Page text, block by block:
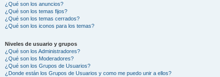
¿Qué son los anuncios?
¿Qué son los temas fijos?
¿Qué son los temas cerrados?
¿Qué son los iconos para los temas?
Niveles de usuario y grupos
¿Qué son los Administradores?
¿Qué son los Moderadores?
¿Qué son los Grupos de Usuarios?
¿Donde están los Grupos de Usuarios y como me puedo unir a ellos?